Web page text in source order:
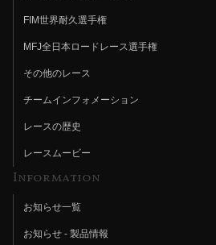
FIM世界耐久選手権
MFJ全日本ロードレース選手権
その他のレース
チームインフォメーション
レースの歴史
レースムービー
Information
お知らせ一覧
お知らせ - 製品情報